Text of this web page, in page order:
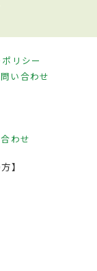
リシー
い合わせ
わせ
】